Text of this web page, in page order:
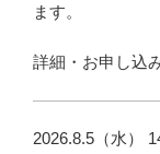
ます。
詳細・お申し込
2026.8.5（水）